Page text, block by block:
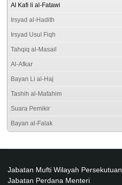
Al Kafi li al-Fatawi
Irsyad al-Hadith
Irsyad Usul Fiqh
Tahqiq al-Masail
Al-Afkar
Bayan Li al-Haj
Tashih al-Mafahim
Suara Pemikir
Bayan al-Falak
Jabatan Mufti Wilayah Persekutuan
Jabatan Perdana Menteri